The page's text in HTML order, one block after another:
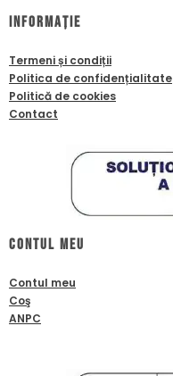
Informație
Termeni și condiții
Politica de confidențialitate
Politică de cookies
Contact
Contul meu
Contul meu
Coş
ANPC